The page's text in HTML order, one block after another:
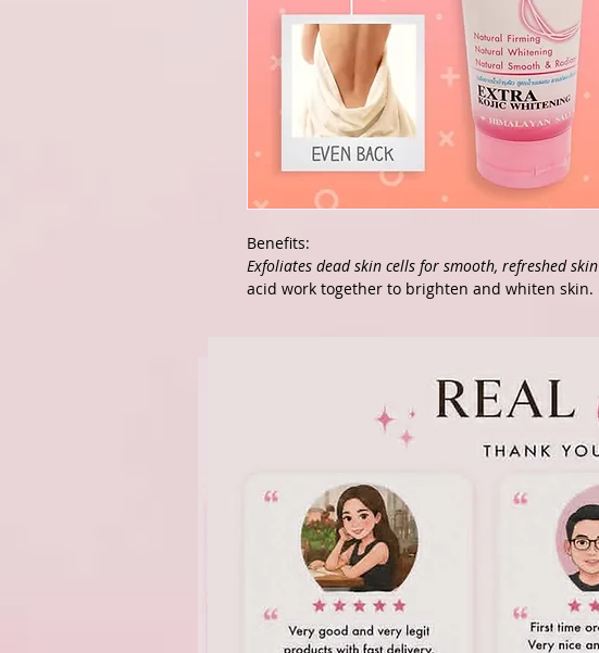
Benefits:
Exfoliates dead skin cells for smooth, refreshed skin
acid work together to brighten and whiten skin.